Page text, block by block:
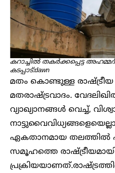
കറാച്ചിൽ തകർക്കപ്പെട്ട
കടപ്പാട്:dawn
മതം കൊണ്ടുള്ള
മതരാഷ്ട്രവാദം.
വ്യാഖ്യാനങ്ങൾ വെച്ച്,
ഏകതാനമായ തലത്തിൽ
സമൂഹത്തെ